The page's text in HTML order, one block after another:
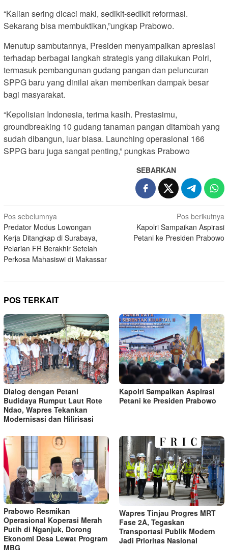
“Kalian sering dicaci maki, sedikit-sedikit reformasi.
Sekarang bisa membuktikan,”ungkap Prabowo.
Menutup sambutannya, Presiden menyampaikan apresiasi
terhadap berbagai langkah strategis yang dilakukan Polri,
termasuk pembangunan gudang pangan dan peluncuran
SPPG baru yang dinilai akan memberikan dampak besar
bagi masyarakat.
“Kepolisian Indonesia, terima kasih. Prestasimu,
groundbreaking 10 gudang tanaman pangan ditambah yang
sudah dibangun, luar biasa. Launching operasional 166
SPPG baru juga sangat penting,” pungkas Prabowo
SEBARKAN
Navigasi
pos
Pos sebelumnya
Predator Modus Lowongan
Kerja Ditangkap di Surabaya,
Pelarian FR Berakhir Setelah
Perkosa Mahasiswi di Makassar
Pos berikutnya
Kapolri Sampaikan Aspirasi
Petani ke Presiden Prabowo
POS TERKAIT
Dialog dengan Petani
Budidaya Rumput Laut Rote
Ndao, Wapres Tekankan
Modernisasi dan Hilirisasi
Kapolri Sampaikan Aspirasi
Petani ke Presiden Prabowo
Prabowo Resmikan
Operasional Koperasi Merah
Putih di Nganjuk, Dorong
Ekonomi Desa Lewat Program
MBG
Wapres Tinjau Progres MRT
Fase 2A, Tegaskan
Transportasi Publik Modern
Jadi Prioritas Nasional